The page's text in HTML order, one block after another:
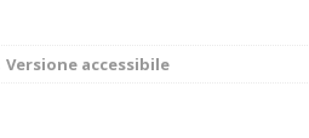
stagione riporta l’allarme sulle strade: cresce il
Versione accessibile